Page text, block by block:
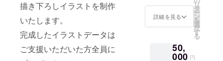
描き下ろしイラストを制作
いたします。
完成したイラストデータは
ご支援いただいた方全員に
出演者
からの
お礼
メッ
☆備考
欄につ
ただい
た場合
でも、
掲載さ
名前は1
つのみ
掲載を
れない
場合は
い」と
記入く
支援い
ただい
Blu-ray
制作協
を身に
着けて
ましょ
う！ ☆
描き下
ろしイ
ラスト
のアク
タンド
（7名
詳細を見る
リ
タ
ー
ン
を
選
択
す
る
50,
000 円